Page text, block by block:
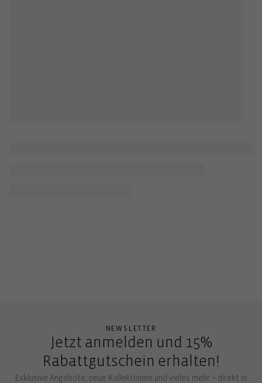
NEWSLETTER
Jetzt anmelden und 15%
Rabattgutschein erhalten!
Exklusive Angebote, neue Kollektionen und vieles mehr – direkt in